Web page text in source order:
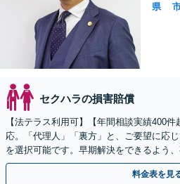
県
セクハラの損害賠償
【法テラス利用可】【年間相談実績400
応。「代理人」「裏方」と、ご要望に応
を選択可能です。早期解決をできるよう
バイスいたします【堅田駅4分】【無料駐
料金表を見